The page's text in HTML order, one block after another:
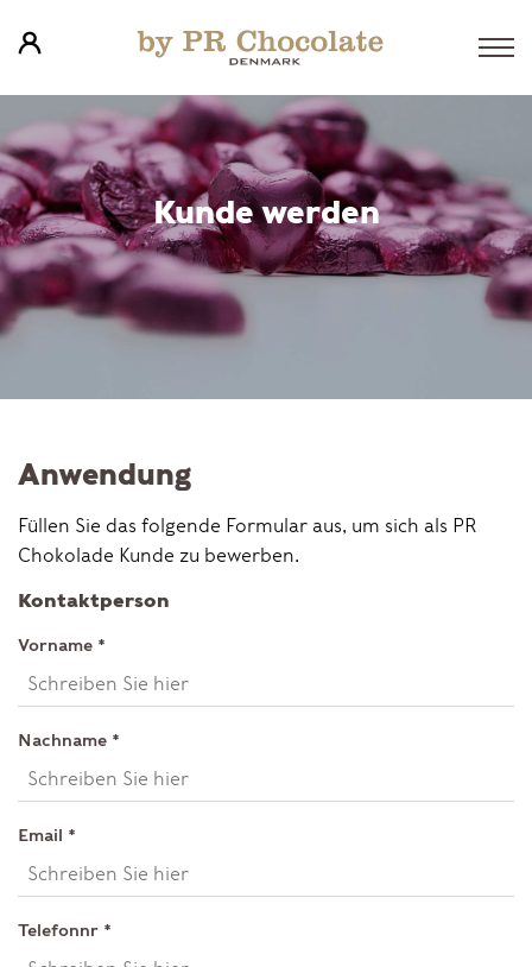
Kunde werden
Anwendung
Füllen Sie das folgende Formular aus, um sich als PR
Chokolade Kunde zu bewerben.
Kontaktperson
Vorname *
Nachname *
Email *
Telefonnr *